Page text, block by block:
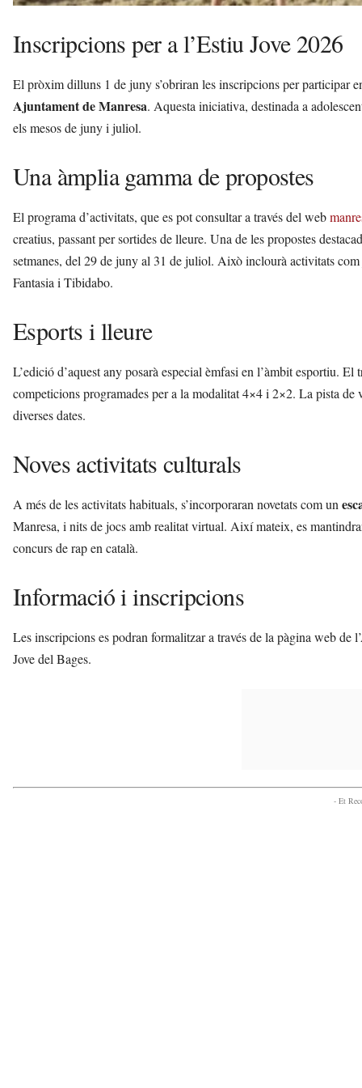
Inscripcions per a l’Estiu Jove 2026
El pròxim dilluns 1 de juny s’obriran les inscripcions per participar
Ajuntament de Manresa. Aquesta iniciativa, destinada a
els mesos de juny i juliol.
Una àmplia gamma de propostes
El programa d’activitats, que es pot consultar a través del web
creatius, passant per sortides de lleure. Una de les propostes
setmanes, del 29 de juny al 31 de juliol. Això inclourà activitats
Fantasia i Tibidabo.
Esports i lleure
L’edició d’aquest any posarà especial èmfasi en l’àmbit esportiu.
competicions programades per a la modalitat 4×4 i 2×2. La pista
diverses dates.
Noves activitats culturals
A més de les activitats habituals, s’incorporaran novetats com un
Manresa, i nits de jocs amb realitat virtual. Així mateix, es
concurs de rap en català.
Informació i inscripcions
Les inscripcions es podran formalitzar a través de la pàgina web de
Jove del Bages.
- Et